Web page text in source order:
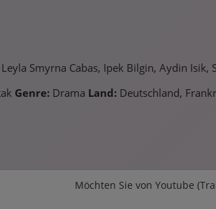
Smyrna Cabas, Ipek Bilgin, Aydin
Genre: Drama Land: Deutschland,
Möchten Sie von Youtube